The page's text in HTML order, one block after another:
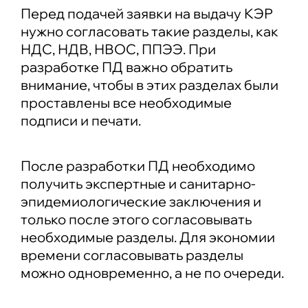
Перед подачей заявки на выдачу КЭР
нужно согласовать такие разделы, как
НДС, НДВ, НВОС, ППЭЭ. При
разработке ПД важно обратить
внимание, чтобы в этих разделах были
проставлены все необходимые
подписи и печати.
После разработки ПД необходимо
получить экспертные и санитарно-
эпидемиологические заключения и
только после этого согласовывать
необходимые разделы. Для экономии
времени согласовывать разделы
можно одновременно, а не по очереди.